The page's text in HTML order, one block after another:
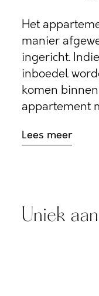
Het
manier
ingericht.
inboedel
komen
appartement
Lees meer
Uniek